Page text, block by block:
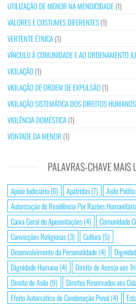
UTILIZAÇÃO DE MENOR NA MENDICIDADE(1)
VALORES E COSTUMES DIFERENTES(1)
VERTENTE ÉTNICA(1)
VÍNCULO À COMUNIDADE E AO ORDENAMENTO
VIOLAÇÃO (1)
VIOLAÇÃO DE ORDEM DE EXPULSÃO (1)
VIOLAÇÃO SISTEMÁTICA DOS DIREITOS HUMANOS
VIOLÊNCIA DOMÉSTICA(1)
VONTADE DA MENOR (1)
PALAVRAS-CHAVE MAIS
Apoio Judiciário(6) Apátridas(7) Asilo
Autorização de Residência Por Razões
Caixa Geral de Aposentações(4) Comunidade
Convicções Religiosas(3) Cultura (5)
Desenvolvimento da Personalidade(4)
Dignidade Humana (4) Direito de Acesso aos
Direito de Asilo(9) Direitos Reservados aos
Efeito Automático de Condenação Penal (4)